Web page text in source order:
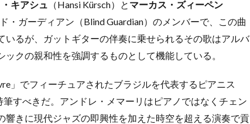
キアシュ （Hansi Kürsch）と マーカス・ズィーペン
・ガーディアン（Blind Guardian）のメンバーで、この曲
るが、ガットギターの伴奏に乗せられるその歌はアルバ
クの親和性を強調するものとして機能している。
」でフィーチュアされたブラジルを代表するピアニス
筆すべきだ。アンドレ・メマーリはピアノではなくチェン
きに現代ジャズの即興性を加えた時空を超える演奏で貢